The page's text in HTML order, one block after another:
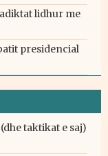
lidhur me
presidencial
taktikat e saj)